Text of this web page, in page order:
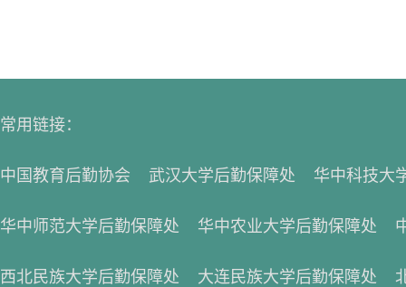
常用链接：
中国教育后勤协会 武汉大学后勤保障处 华中科技大
华中师范大学后勤保障处 华中农业大学后勤保障处
西北民族大学后勤保障处 大连民族大学后勤保障处